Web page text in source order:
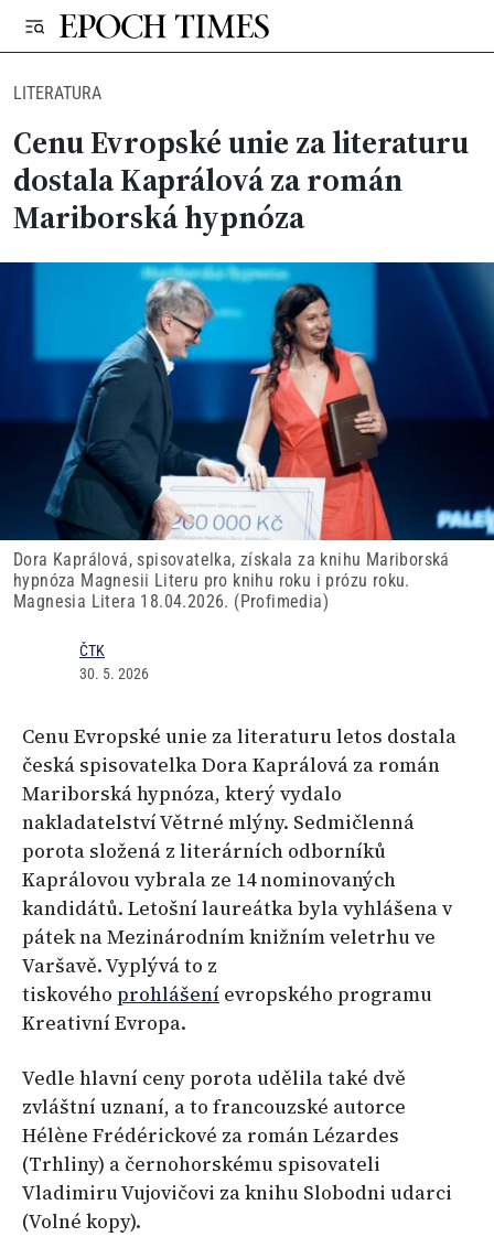
LITERATURA
Cenu Evropské unie za literaturu
dostala Kaprálová za román
Mariborská hypnóza
Dora Kaprálová, spisovatelka, získala za knihu Mariborská
hypnóza Magnesii Literu pro knihu roku i prózu roku.
Magnesia Litera 18.04.2026. (Profimedia)
ČTK
30. 5. 2026
Cenu Evropské unie za literaturu letos dostala
česká spisovatelka Dora Kaprálová za román
Mariborská hypnóza, který vydalo
nakladatelství Větrné mlýny. Sedmičlenná
porota složená z literárních odborníků
Kaprálovou vybrala ze 14 nominovaných
kandidátů. Letošní laureátka byla vyhlášena v
pátek na Mezinárodním knižním veletrhu ve
Varšavě. Vyplývá to z
tiskového prohlášení evropského programu
Kreativní Evropa.
Vedle hlavní ceny porota udělila také dvě
zvláštní uznaní, a to francouzské autorce
Hélène Frédérickové za román Lézardes
(Trhliny) a černohorskému spisovateli
Vladimiru Vujovičovi za knihu Slobodni udarci
(Volné kopy).